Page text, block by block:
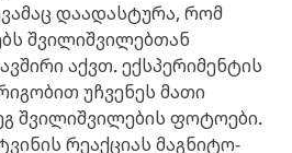
დაადასტურა, რომ
შვილიშვილებთან
აქვთ. ექსპერიმენტის
უჩვენეს მათი
შვილიშვილების ფოტოები.
რეაქციას მაგნიტო-